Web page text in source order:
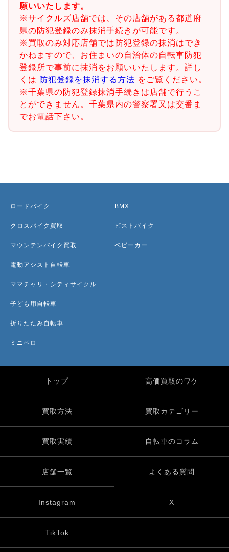
願いいたします。
※サイクルズ店舗では、その店舗がある都道府
県の防犯登録のみ抹消手続きが可能です。
※買取のみ対応店舗では防犯登録の抹消はでき
かねますので、お住まいの自治体の自転車防犯
登録所で事前に抹消をお願いいたします。詳し
くは 防犯登録を抹消する方法 をご覧ください。
※千葉県の防犯登録抹消手続きは店舗で行うこ
とができません。千葉県内の警察署又は交番ま
でお電話下さい。
ロードバイク
クロスバイク買取
マウンテンバイク買取
電動アシスト自転車
ママチャリ・シティサイクル
子ども用自転車
折りたたみ自転車
ミニベロ
BMX
ピストバイク
ベビーカー
トップ 高価買取のワケ
買取方法 買取カテゴリー
買取実績 自転車のコラム
店舗一覧 よくある質問
Instagram X
TikTok